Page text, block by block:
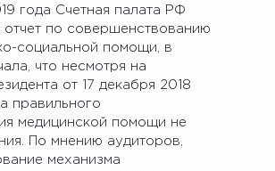
года Счетная палата РФ
отчет по совершенствованию
социальной помощи, в
что несмотря на
от 17 декабря 2018
правильного
медицинской помощи не
По мнению аудиторов,
механизма